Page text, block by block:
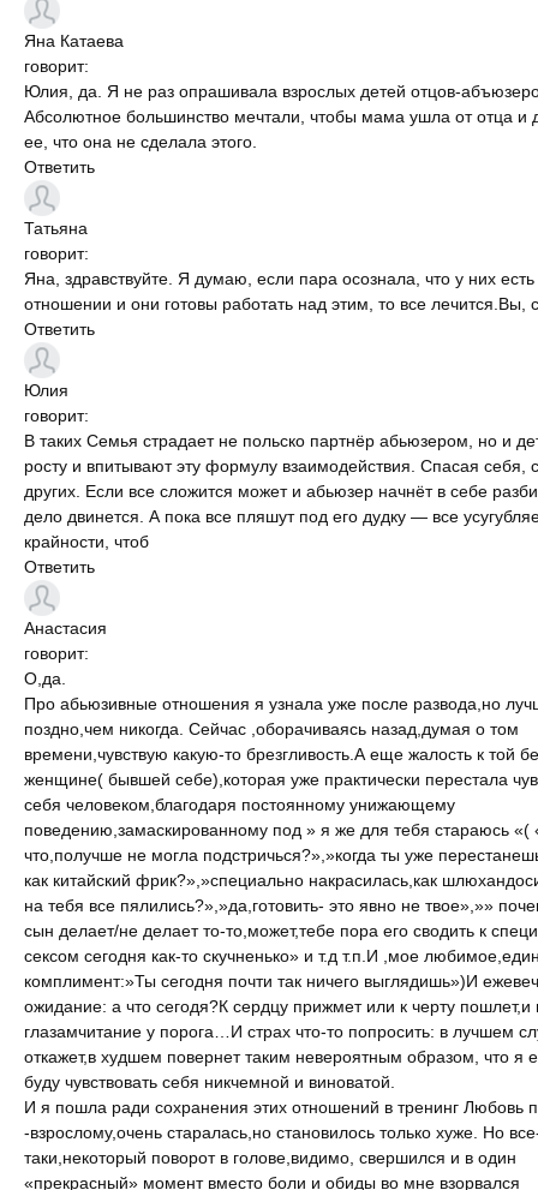
Яна Катаева
говорит:
Юлия, да. Я не раз опрашивала взрослых детей отцов-
Абсолютное большинство мечтали, чтобы мама ушла от отца и
ее, что она не сделала этого.
Ответить
Татьяна
говорит:
Яна, здравствуйте. Я думаю, если пара осознала, что у них
отношении и они готовы работать над этим, то все лечится.Вы,
Ответить
Юлия
говорит:
В таких Семья страдает не польско партнёр абьюзером, но и
росту и впитывают эту формулу взаимодействия. Спасая себя,
других. Если все сложится может и абьюзер начнёт в себе
дело двинется. А пока все пляшут под его дудку — все
крайности, чтоб
Ответить
Анастасия
говорит:
О,да.
Про абьюзивные отношения я узнала уже после развода,но
поздно,чем никогда. Сейчас ,оборачиваясь назад,думая о том
времени,чувствую какую-то брезгливость.А еще жалость к той
женщине( бывшей себе),которая уже практически перестала
себя человеком,благодаря постоянному унижающему
поведению,замаскированному под » я же для тебя стараюсь «(
что,получше не могла подстричься?»,»когда ты уже
как китайский фрик?»,»специально накрасилась,как
на тебя все пялились?»,»да,готовить- это явно не твое»,»»
сын делает/не делает то-то,может,тебе пора его сводить к
сексом сегодня как-то скучненько» и т.д т.п.И ,мое
комплимент:»Ты сегодня почти так ничего выглядишь»)И
ожидание: а что сегодя?К сердцу прижмет или к черту пошлет,и
глазамчитание у порога…И страх что-то попросить: в лучшем
откажет,в худшем повернет таким невероятным образом, что я
буду чувствовать себя никчемной и виноватой.
И я пошла ради сохранения этих отношений в тренинг Любовь
-взрослому,очень старалась,но становилось только хуже. Но
таки,некоторый поворот в голове,видимо, свершился и в один
«прекрасный» момент вместо боли и обиды во мне взорвался